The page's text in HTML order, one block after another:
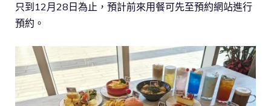
只到12月28日為止，預計前來用餐可先至預約網站進行
預約。